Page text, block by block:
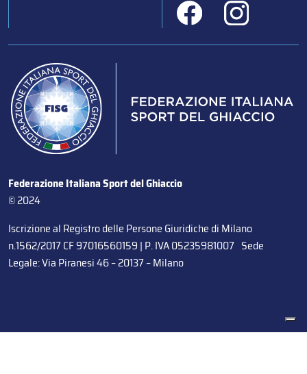
Federazione Italiana Sport del Ghiaccio
© 2024
Iscrizione al Registro delle Persone Giuridiche di Milano
n.1562/2017 CF 97016560159 | P. IVA 05235981007 Sede
Legale: Via Piranesi 46 – 20137 – Milano